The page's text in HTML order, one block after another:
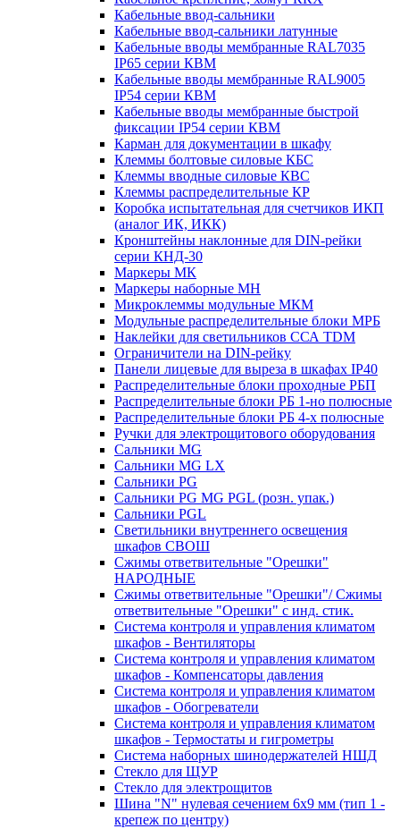
Кабельные ввод-сальники
Кабельные ввод-сальники латунные
Кабельные вводы мембранные RAL7035
IP65 серии КВМ
Кабельные вводы мембранные RAL9005
IP54 серии КВМ
Кабельные вводы мембранные быстрой
фиксации IP54 серии КВМ
Карман для документации в шкафу
Клеммы болтовые силовые КБС
Клеммы вводные силовые КВС
Клеммы распределительные КР
Коробка испытательная для счетчиков ИКП
(аналог ИК, ИКК)
Кронштейны наклонные для DIN-рейки
серии КНД-30
Маркеры МК
Маркеры наборные МН
Микроклеммы модульные МКМ
Модульные распределительные блоки МРБ
Наклейки для светильников ССА TDM
Ограничители на DIN-рейку
Панели лицевые для выреза в шкафах IP40
Распределительные блоки проходные РБП
Распределительные блоки РБ 1-но полюсные
Распределительные блоки РБ 4-х полюсные
Ручки для электрощитового оборудования
Сальники MG
Сальники MG LX
Сальники PG
Сальники PG MG PGL (розн. упак.)
Сальники PGL
Светильники внутреннего освещения
шкафов СВОШ
Сжимы ответвительные "Орешки"
НАРОДНЫЕ
Сжимы ответвительные "Орешки"/ Сжимы
ответвительные "Орешки" с инд. стик.
Система контроля и управления климатом
шкафов - Вентиляторы
Система контроля и управления климатом
шкафов - Компенсаторы давления
Система контроля и управления климатом
шкафов - Обогреватели
Система контроля и управления климатом
шкафов - Термостаты и гигрометры
Система наборных шинодержателей НШД
Стекло для ЩУР
Стекло для электрощитов
Шина "N" нулевая сечением 6х9 мм (тип 1 -
крепеж по центру)